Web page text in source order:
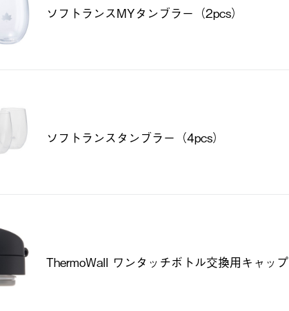
ソフトランスMYタンブラー（2pcs）
ソフトランスタンブラー（4pcs）
ThermoWall ワンタッチボトル交換用キャップ